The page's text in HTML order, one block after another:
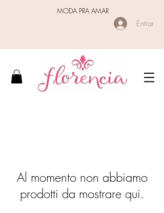
MODA PRA AMAR
Entrar
Al momento non abbiamo
prodotti da mostrare qui.